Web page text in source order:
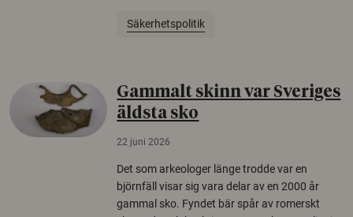
Säkerhetspolitik
Gammalt skinn var Sveriges
äldsta sko
22 juni 2026
Det som arkeologer länge trodde var en
björnfäll visar sig vara delar av en 2000 år
gammal sko. Fyndet bär spår av romerskt